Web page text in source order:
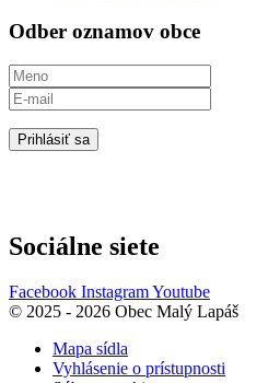
Odber oznamov obce
Prihlásiť sa
Sociálne siete
Facebook InstagramYoutube
© 2025 - 2026 Obec Malý Lapáš
Mapa sídla
Vyhlásenie o prístupnosti